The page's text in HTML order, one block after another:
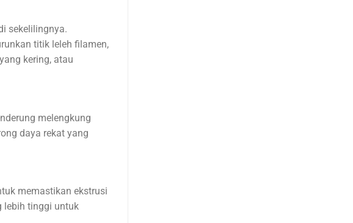
sekelilingnya.
titik leleh filamen,
kering, atau
melengkung
daya rekat yang
memastikan ekstrusi
lebih tinggi untuk